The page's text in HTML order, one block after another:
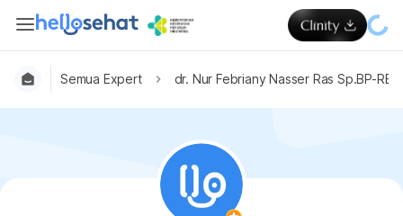
Semua Expert dr. Nur Febriany Nasser Ras Sp.BP-RE